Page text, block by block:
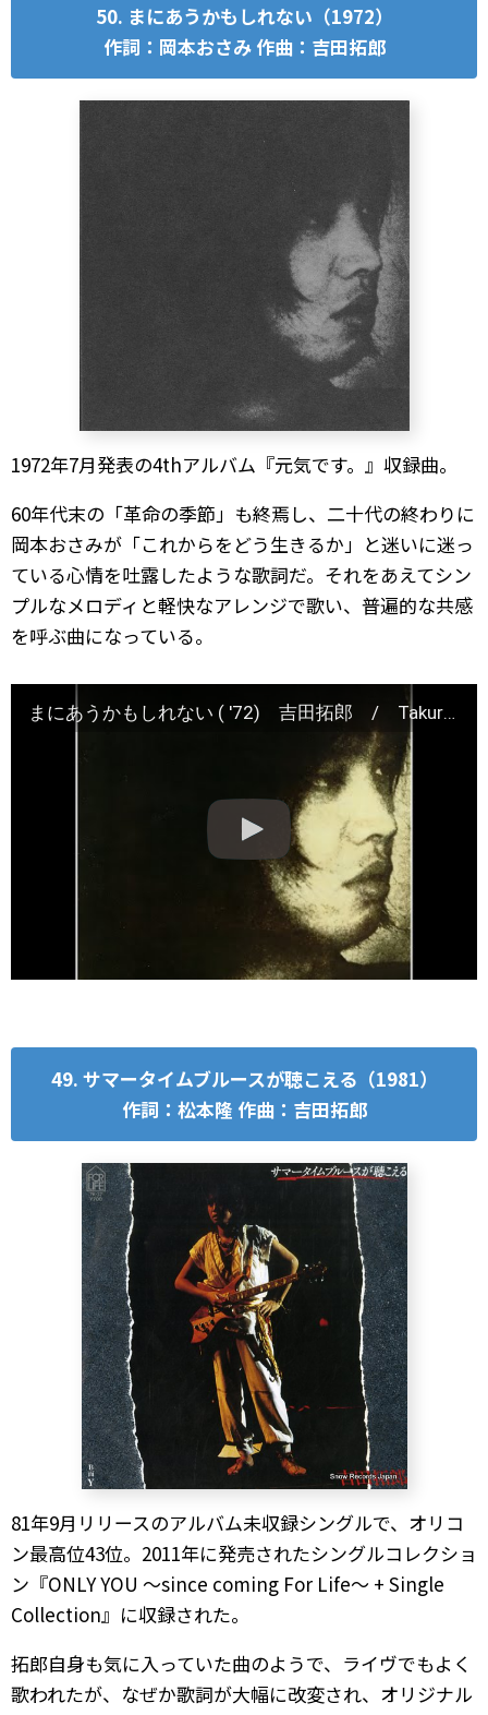
50. まにあうかもしれない（1972）
作詞：岡本おさみ 作曲：吉田拓郎
1972年7月発表の4thアルバム『元気です。』収録曲。
60年代末の「革命の季節」も終焉し、二十代の終わりに
岡本おさみが「これからをどう生きるか」と迷いに迷っ
ている心情を吐露したような歌詞だ。それをあえてシン
プルなメロディと軽快なアレンジで歌い、普遍的な共感
を呼ぶ曲になっている。
まにあうかもしれない ( '72) 吉田拓郎 / Takuro Yoshida " maniau komoshirenai "
49. サマータイムブルースが聴こえる（1981）
作詞：松本隆 作曲：吉田拓郎
81年9月リリースのアルバム未収録シングルで、オリコ
ン最高位43位。2011年に発売されたシングルコレクショ
ン『ONLY YOU 〜since coming For Life〜 + Single
Collection』に収録された。
拓郎自身も気に入っていた曲のようで、ライヴでもよく
歌われたが、なぜか歌詞が大幅に改変され、オリジナル